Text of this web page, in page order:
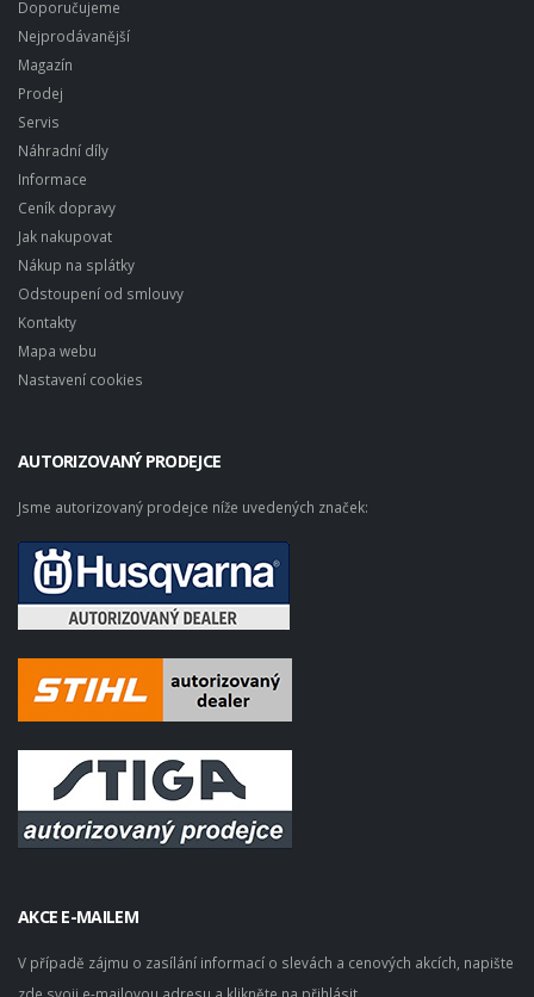
Doporučujeme
Nejprodávanější
Magazín
Prodej
Servis
Náhradní díly
Informace
Ceník dopravy
Jak nakupovat
Nákup na splátky
Odstoupení od smlouvy
Kontakty
Mapa webu
Nastavení cookies
AUTORIZOVANÝ PRODEJCE
Jsme autorizovaný prodejce níže uvedených značek:
AKCE E-MAILEM
V případě zájmu o zasílání informací o slevách a cenových akcích, napište